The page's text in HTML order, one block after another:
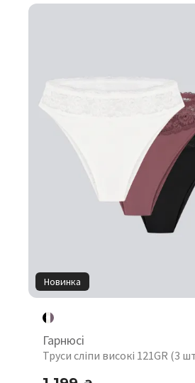
Новинка
Гарнюсі
Труси сліпи високі 121GR (3